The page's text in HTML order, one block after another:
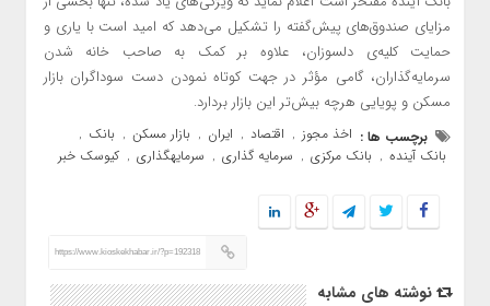
مزایای صندوق‌های پیش‌گفته را تشکیل می‌دهد که امید است با یاری و
حمایت کلیه‌ی دلسوزان، علاوه بر کمک به صاحب خانه شدن
سرمایه‌گذاران، گامی مؤثر در جهت کوتاه نمودن دست سوداگران بازار
مسکن و پویایی هرچه بیش‌تر این بازار بردارد.
برچسب ها : اخذ مجوز , اقتصاد , ایران , بازار مسکن , بانک ,
بانک آینده , بانک مرکزی , سرمایه گذاری , سرمایهگذاری , کیوسک خبر
https://www.kioskekhabar.ir/?p=192318
نوشته های مشابه